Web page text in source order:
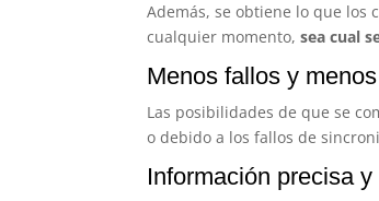
Además, se obtiene lo que los
cualquier momento, sea cual
Menos fallos y
Las posibilidades de que se
o debido a los fallos de
Información precisa y